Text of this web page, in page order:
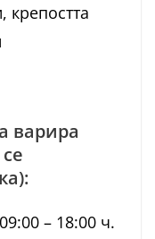
крепостта
варира
– 18:00 ч.